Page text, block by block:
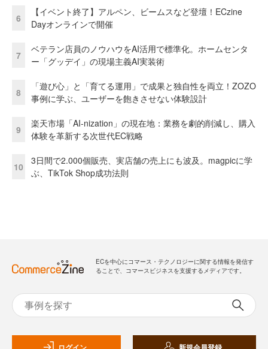
6
【イベント終了】アルペン、ビームスなど登壇！ECzine
Dayオンラインで開催
7
ベテラン店員のノウハウをAI活用で標準化。ホームセンタ
ー「グッデイ」の現場主義AI実装術
8
「遊び心」と「育てる運用」で成果と独自性を両立！ZOZO
事例に学ぶ、ユーザーを飽きさせない体験設計
9
楽天市場「AI-nization」の現在地：業務を劇的削減し、購入
体験を革新する次世代EC戦略
10
3日間で2.000個販売、実店舗の売上にも波及。magpicに学
ぶ、TikTok Shop成功法則
ECを中心にコマース・テクノロジーに関する情報を発信す
ることで、コマースビジネスを支援するメディアです。